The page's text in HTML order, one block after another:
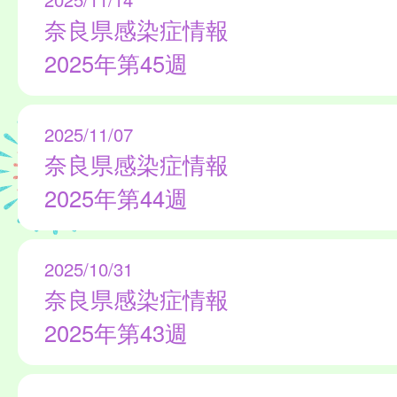
奈良県感染症情報
2025年第45週
2025/11/07
奈良県感染症情報
2025年第44週
2025/10/31
奈良県感染症情報
2025年第43週